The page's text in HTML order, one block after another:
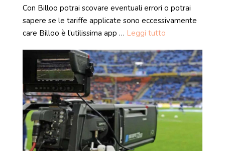
Con Billoo potrai scovare eventuali errori o potrai
sapere se le tariffe applicate sono eccessivamente
care Billoo è l’utilissima app … Leggi tutto